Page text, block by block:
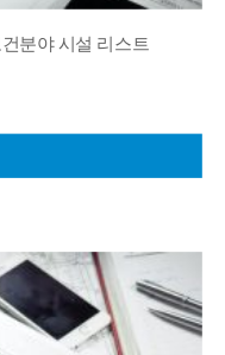
분야 시설 리스트